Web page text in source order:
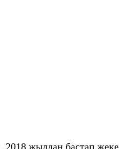
2018 жылдан бастап жеке